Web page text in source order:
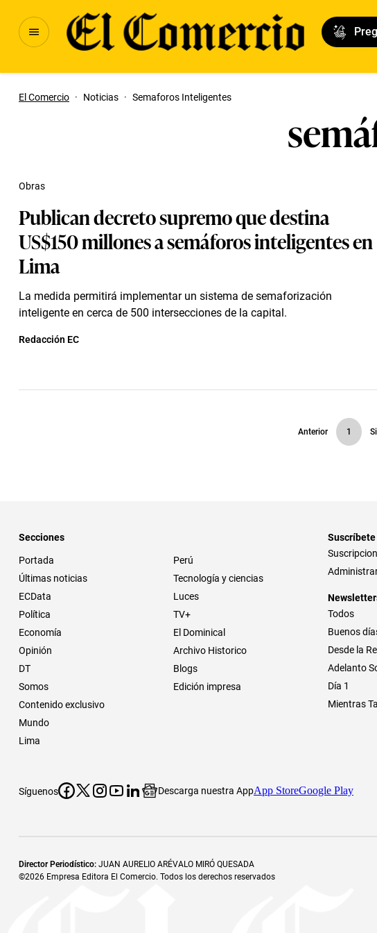
El Comercio · Noticias · Semaforos Inteligentes
Publican decreto supremo que destina
US$150 millones a semáforos inteligentes en
Lima
La medida permitirá implementar un sistema de semaforización
inteligente en cerca de 500 intersecciones de la capital.
Obras
Redacción EC
Anterior 1
Secciones
Portada
Últimas noticias
ECData
Política
Economía
Opinión
DT
Somos
Contenido exclusivo
Mundo
Lima
Perú
Tecnología y ciencias
Luces
TV+
El Dominical
Archivo Historico
Blogs
Edición impresa
Suscríbete
Todos
Buenos
Desde la
Adelanto
Día 1
Mientras
Síguenos Descarga nuestra AppApp StoreGoogle Play
Director Periodístico: JUAN AURELIO ARÉVALO MIRÓ QUESADA
©2026 Empresa Editora El Comercio. Todos los derechos reservados